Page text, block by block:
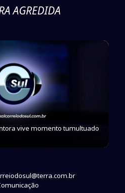
AGREDIDA
vive momento tumultuado